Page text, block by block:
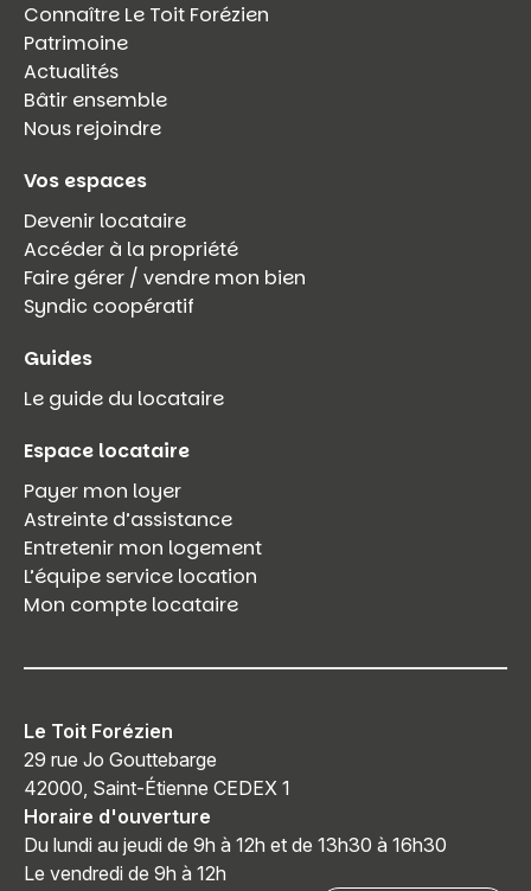
Connaître Le Toit Forézien
Patrimoine
Actualités
Bâtir ensemble
Nous rejoindre
Vos espaces
Devenir locataire
Accéder à la propriété
Faire gérer / vendre mon bien
Syndic coopératif
Guides
Le guide du locataire
Espace locataire
Payer mon loyer
Astreinte d’assistance
Entretenir mon logement
L’équipe service location
Mon compte locataire
Le Toit Forézien
29 rue Jo Gouttebarge
42000, Saint-Étienne CEDEX 1
Horaire d'ouverture
Du lundi au jeudi de 9h à 12h et de 13h30 à 16h30
Le vendredi de 9h à 12h